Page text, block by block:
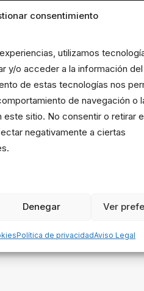
consentimiento
utilizamos
y/o acceder a la información del
de estas tecnologías nos
de navegación o
sitio. No consentir o retirar
negativamente a ciertas
Denegar Ver
Política de privacidadAviso Legal
9 marzo, 2016
Mitos sobre